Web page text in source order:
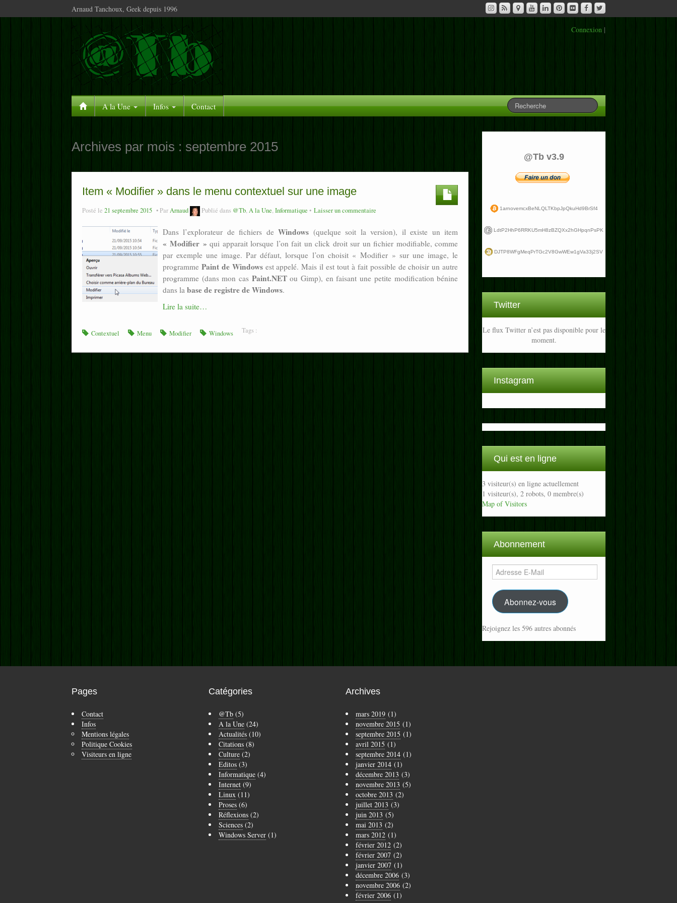
Arnaud Tanchoux, Geek depuis 1996
Connexion|
A la Une Infos Contact
Archives par mois : septembre 2015
Item « Modifier » dans le menu contextuel sur une image
Posté le 21 septembre 2015 ParArnaud Publié dans @Tb,A la Une,Informatique Laisser un commentaire
Dans l’explorateur de fichiers deWindows (quelque soit la version), il existe un item
« Modifier » qui apparait lorsque l’on fait un click droit sur un fichier modifiable, comme
par exemple une image. Par défaut, lorsque l’on choisit « Modifier » sur une image, le
programme Paint de Windowsest appelé. Mais il est tout à fait possible de choisir un autre
programme (dans mon cas Paint.NETou Gimp), en faisant une petite modification bénine
dans la base de registre de Windows.
Lire la suite…
Tags :
Contextuel Menu Modifier Windows
@Tb v3.9
1arnovemcxBeNLQLTKbpJpQkuHd9BrSf4
LdtP2HhP6RRKU5mH8zBZQXx2hGHpqnPsPK
DJTP8WFgMeqPrTGc2V8GwWEw1gVa33j2SV
Twitter
Le flux Twitter n’est pas disponible pour le
moment.
Instagram
Qui est en ligne
3 visiteur(s) en ligne actuellement
1 visiteur(s), 2 robots, 0 membre(s)
Map of Visitors
Abonnement
Adresse
E-
Mail
Abonnez-vous
Rejoignez les 596 autres abonnés
Pages
Contact
Infos
Mentions légales
Politique Cookies
Visiteurs en ligne
Catégories
@Tb(5)
A la Une(24)
Actualités(10)
Citations(8)
Culture(2)
Editos(3)
Informatique(4)
Internet(9)
Linux(11)
Proses(6)
Réflexions(2)
Sciences(2)
Windows Server(1)
Archives
mars 2019(1)
novembre 2015 (1)
septembre 2015 (1)
avril 2015 (1)
septembre 2014(1)
janvier 2014(1)
décembre 2013 (3)
novembre 2013 (5)
octobre 2013 (2)
juillet 2013 (3)
juin 2013 (5)
mai 2013 (2)
mars 2012(1)
février 2012(2)
février 2007(2)
janvier 2007(1)
décembre 2006(3)
novembre 2006(2)
février 2006(1)